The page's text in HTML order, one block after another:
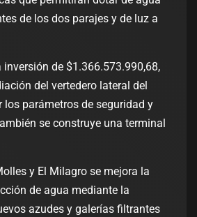
de los dos parajes y de luz a
inversión de $1.366.573.990,68,
del vertedero lateral del
los parámetros de seguridad y
se construye una terminal
y El Milagro se mejora la
de agua mediante la
azudes y galerías filtrantes